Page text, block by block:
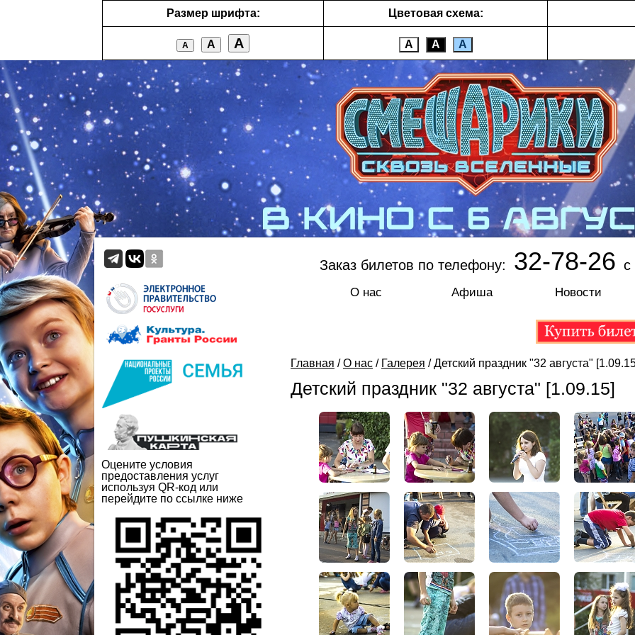
Размер шрифта: Цветовая схема:
А А А А А А
Оцените условия
предоставления услуг
используя QR-код или
перейдите по ссылке ниже
Заказ билетов по телефону: 32-78-26 с
О нас Афиша Новости
Главная / О нас / Галерея / Детский праздник "32 августа"
Детский праздник "32 августа" [1.09.15]